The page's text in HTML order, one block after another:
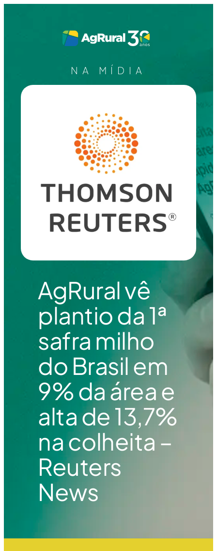
NA MÍDIA
AgRural vê
plantio da 1ª
safra milho
do Brasil em
9% da área e
alta de 13,7%
na colheita –
Reuters
News